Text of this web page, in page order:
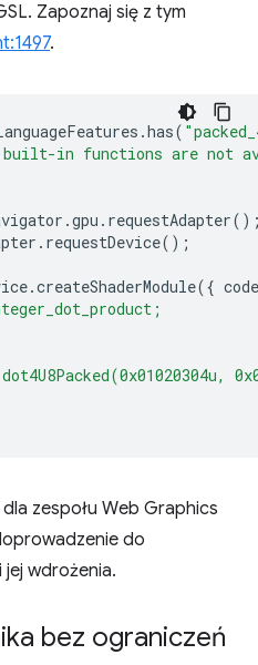
Zapoznaj się z tym
.
.has(
built-in functions are not
.gpu . requestAdapter
. requestDevice();
.createShaderModule({ code
zespołu Web Graphics
do
wdrożenia.
bez ograniczeń